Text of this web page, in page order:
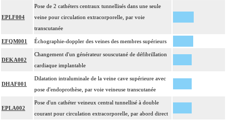
EPLF004
Pose de 2 cathéters centraux tunnellisés dans une seule
veine pour circulation extracorporelle, par voie
transcutanée
EFQM001 Échographie-doppler des veines des membres supérieurs
DEKA002
Changement d'un générateur souscutané de défibrillation
cardiaque implantable
DHAF001
Dilatation intraluminale de la veine cave supérieure avec
pose d'endoprothèse, par voie veineuse transcutanée
EPLA002
Pose d'un cathéter veineux central tunnellisé à double
courant pour circulation extracorporelle, par abord direct